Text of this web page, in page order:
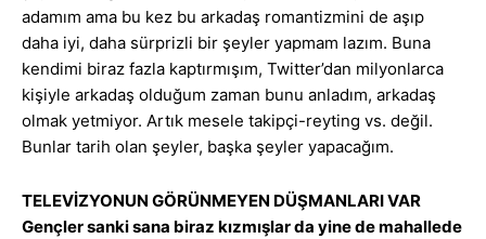
adamım ama bu kez bu arkadaş romantizmini de aşıp
daha iyi, daha sürprizli bir şeyler yapmam lazım. Buna
kendimi biraz fazla kaptırmışım, Twitter’dan milyonlarca
kişiyle arkadaş olduğum zaman bunu anladım, arkadaş
olmak yetmiyor. Artık mesele takipçi-reyting vs. değil.
Bunlar tarih olan şeyler, başka şeyler yapacağım.
TELEVİZYONUN GÖRÜNMEYEN DÜŞMANLARI VAR
Gençler sanki sana biraz kızmışlar da yine de mahallede